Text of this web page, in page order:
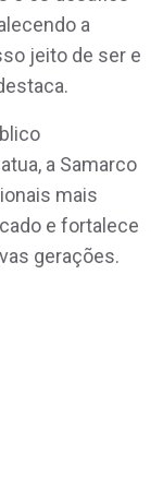
a
jeito de ser e
a Samarco
mais
e fortalece
gerações.